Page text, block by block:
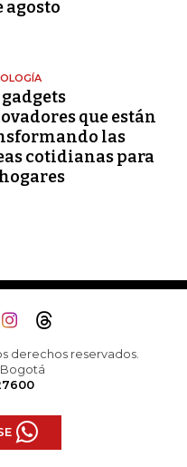
agosto
gadgets
que están
las
cotidianas para
derechos reservados.
Bogotá